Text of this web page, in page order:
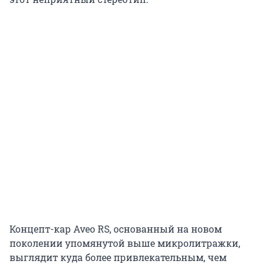
Концепт-кар Aveo RS, основанный на новом
поколении упомянутой выше микролитражки,
выглядит куда более привлекательным, чем